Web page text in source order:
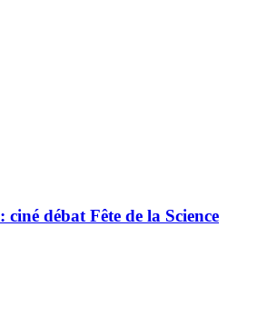
débat Fête de la Science